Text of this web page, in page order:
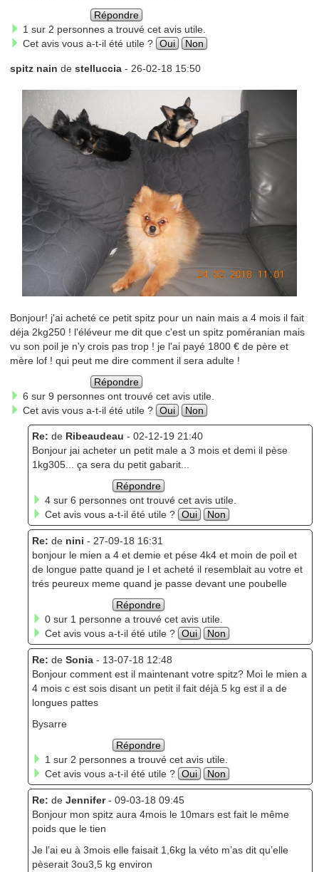
Répondre
1 sur 2 personnes a trouvé cet avis utile.
Cet avis vous a-t-il été utile ? Oui Non
spitz nain de stelluccia- 26-02-18 15:50
Bonjour! j'ai acheté ce petit spitz pour un nain mais a 4 mois il fait
déja 2kg250 ! l'éléveur me dit que c'est un spitz poméranian mais
vu son poil je n'y crois pas trop ! je l'ai payé 1800 € de père et
mère lof ! qui peut me dire comment il sera adulte !
Répondre
6 sur 9 personnes ont trouvé cet avis utile.
Cet avis vous a-t-il été utile ? Oui Non
Re: de Ribeaudeau - 02-12-19 21:40
Bonjour jai acheter un petit male a 3 mois et demi il pèse
1kg305... ça sera du petit gabarit...
Répondre
4 sur 6 personnes ont trouvé cet avis utile.
Cet avis vous a-t-il été utile ? Oui Non
Re: de nini - 27-09-18 16:31
bonjour le mien a 4 et demie et pése 4k4 et moin de poil et
de longue patte quand je l et acheté il resemblait au votre et
trés peureux meme quand je passe devant une poubelle
Répondre
0 sur 1 personne a trouvé cet avis utile.
Cet avis vous a-t-il été utile ? Oui Non
Re: de Sonia - 13-07-18 12:48
Bonjour comment est il maintenant votre spitz? Moi le mien a
4 mois c est sois disant un petit il fait déjà 5 kg est il a de
longues pattes
Bysarre
Répondre
1 sur 2 personnes a trouvé cet avis utile.
Cet avis vous a-t-il été utile ? Oui Non
Re: de Jennifer- 09-03-18 09:45
Bonjour mon spitz aura 4mois le 10mars est fait le même
poids que le tien
Je l’ai eu à 3mois elle faisait 1,6kg la véto m’as dit qu’elle
pèserait 3ou3,5 kg environ